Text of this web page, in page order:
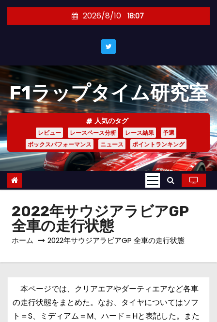
キ
ッ
プ
2026/8/10 18:07
F1ラップタイム研究室
人気のタグ
レビュー レースペース分析 レース結果
予選
ボックスパフォーマンス
ニュース ポイントランキング
2022年サウジアラビアGP
全車の走行状態
ホーム 2022年サウジアラビアGP 全車の走行状態
本ページでは、クリアエアやダーティエアなど各車
の走行状態をまとめた。なお、タイヤについてはソフ
ト＝S、ミディアム＝M、ハード＝Hと表記した。また